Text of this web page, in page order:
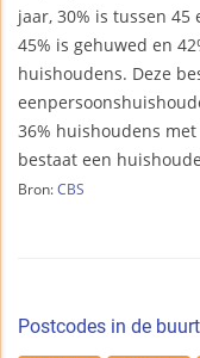
jaar, 30% is tussen
45% is gehuwed en
huishoudens. Deze
36% huishoudens
bestaat een
Bron: CBS
Postcodes in de